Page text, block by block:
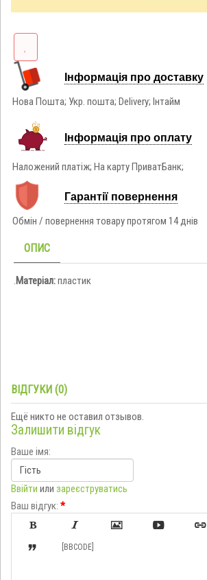
Інформація про доставку
Нова Пошта; Укр. пошта; Delivery; Інтайм
Інформація про оплату
Наложений платіж; На карту ПриватБанк;
Гарантії повернення
Обмін / повернення товару протягом 14 днів
ОПИС
Матеріал:пластик
ВІДГУКИ (0)
Ещё никто не оставил отзывов.
Залишити відгук
Ваше імя:
Ввійти или зареєструватись
Ваш відгук: *

   
 [BBCODE]